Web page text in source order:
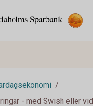
- med Swish eller vid